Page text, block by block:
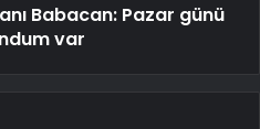
Babacan: Pazar günü
var